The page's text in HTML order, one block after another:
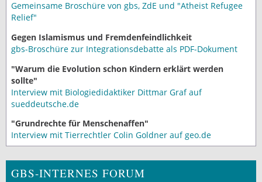
Gemeinsame Broschüre von gbs, ZdE und "Atheist Refugee
Relief"
Gegen Islamismus und Fremdenfeindlichkeit
gbs-Broschüre zur Integrationsdebatte als PDF-Dokument
"Warum die Evolution schon Kindern erklärt werden
sollte"
Interview mit Biologiedidaktiker Dittmar Graf auf
sueddeutsche.de
"Grundrechte für Menschenaffen"
Interview mit Tierrechtler Colin Goldner auf geo.de
GBS-INTERNES FORUM